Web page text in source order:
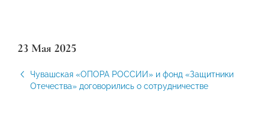
23 Мая 2025
Чувашская «ОПОРА РОССИИ» и фонд «Защитники
Отечества» договорились о сотрудничестве